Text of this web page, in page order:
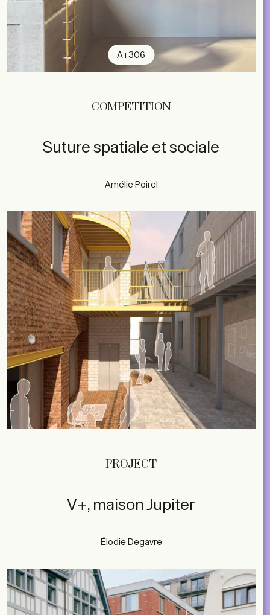
A+306
COMPETITION
Suture spatiale et sociale
Amélie Poirel
PROJECT
V+, maison Jupiter
Élodie Degavre